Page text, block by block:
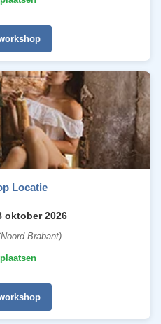
Locatie
oktober 2026
Brabant)